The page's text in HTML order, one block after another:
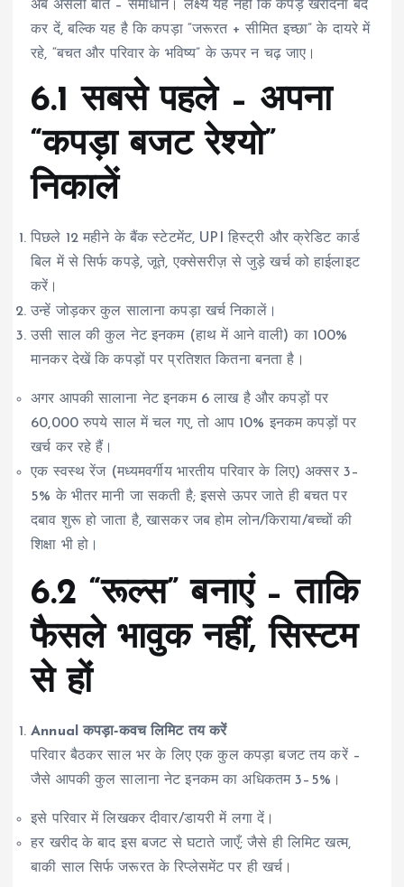
अब असली बात – समाधान। लक्ष्य यह नहीं कि कपड़े खरीदना बंद
कर दें, बल्कि यह है कि कपड़ा “जरूरत + सीमित इच्छा” के दायरे में
रहे, “बचत और परिवार के भविष्य” के ऊपर न चढ़ जाए।
6.1 सबसे पहले – अपना
“कपड़ा बजट रेश्यो”
निकालें
पिछले 12 महीने के बैंक स्टेटमेंट, UPI हिस्ट्री और क्रेडिट कार्ड
बिल में से सिर्फ कपड़े, जूते, एक्सेसरीज़ से जुड़े खर्च को हाईलाइट
करें।
उन्हें जोड़कर कुल सालाना कपड़ा खर्च निकालें।
उसी साल की कुल नेट इनकम (हाथ में आने वाली) का 100%
मानकर देखें कि कपड़ों पर प्रतिशत कितना बनता है।
अगर आपकी सालाना नेट इनकम 6 लाख है और कपड़ों पर
60,000 रुपये साल में चल गए, तो आप 10% इनकम कपड़ों पर
खर्च कर रहे हैं।
एक स्वस्थ रेंज (मध्यमवर्गीय भारतीय परिवार के लिए) अक्सर 3–
5% के भीतर मानी जा सकती है; इससे ऊपर जाते ही बचत पर
दबाव शुरू हो जाता है, खासकर जब होम लोन/किराया/बच्चों की
शिक्षा भी हो।
6.2 “रूल्स” बनाएं – ताकि
फैसले भावुक नहीं, सिस्टम
से हों
Annual कपड़ा‑कवच लिमिट तय करें
परिवार बैठकर साल भर के लिए एक कुल कपड़ा बजट तय करें –
जैसे आपकी कुल सालाना नेट इनकम का अधिकतम 3–5%।
इसे परिवार में लिखकर दीवार/डायरी में लगा दें।
हर खरीद के बाद इस बजट से घटाते जाएँ; जैसे ही लिमिट खत्म,
बाकी साल सिर्फ जरूरत के रिप्लेसमेंट पर ही खर्च।